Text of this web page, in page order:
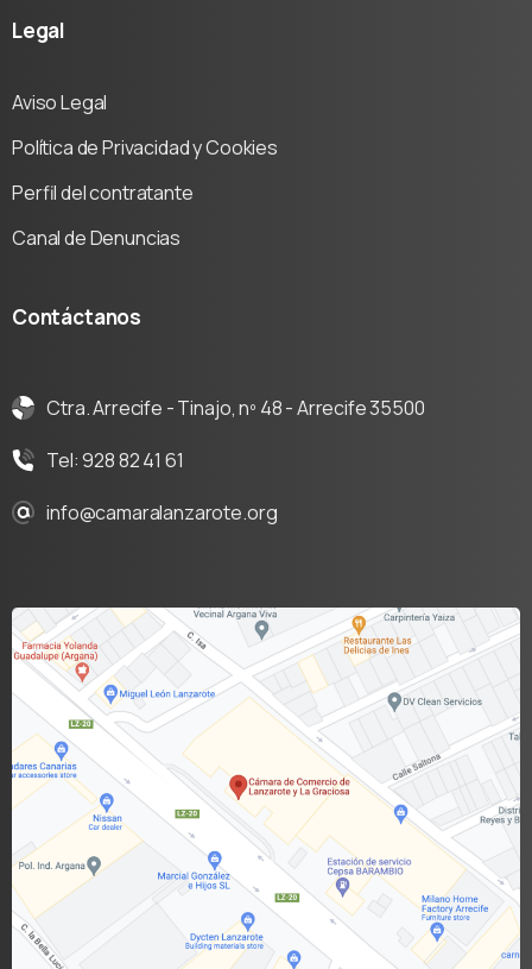
Legal
Aviso Legal
Política de Privacidad y Cookies
Perfil del contratante
Canal de Denuncias
Contáctanos
Ctra. Arrecife - Tinajo, nº 48 - Arrecife 35500
Tel: 928 82 41 61
info@camaralanzarote.org